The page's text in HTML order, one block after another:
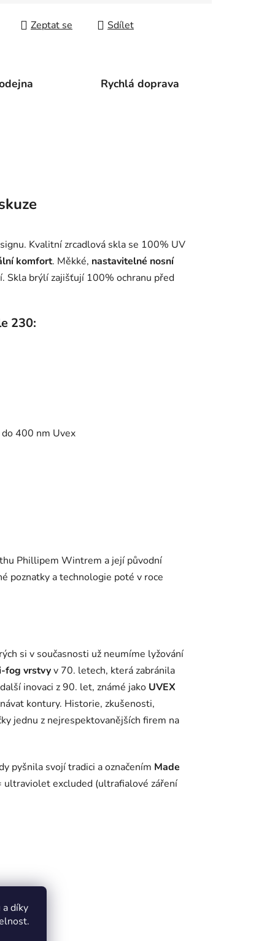
díky
Zeptat se Sdílet
Rychlá doprava
Kvalitní zrcadlová skla se 100% UV
komfort. Měkké, nastavitelné nosní
Skla brýlí zajišťují 100% ochranu před
230:
400 nm Uvex
Phillipem Wintrem a její původní
poznatky a technologie poté v roce
si v současnosti už neumíme lyžování
fog vrstvyv 70. letech, která zabránila
inovaci z 90. let, známé jako UVEX
kontury. Historie, zkušenosti,
jednu z nejrespektovanějších firem na
pyšnila svojí tradici a označením Made
ultraviolet excluded (ultrafialové záření